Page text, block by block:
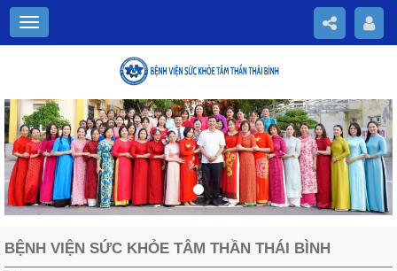
Previous
BỆNH VIỆN SỨC KHỎE TÂM THẦN THÁI BÌNH